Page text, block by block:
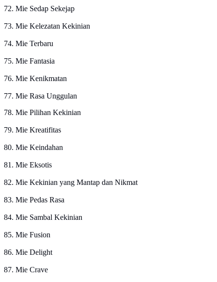
72. Mie Sedap Sekejap
73. Mie Kelezatan Kekinian
74. Mie Terbaru
75. Mie Fantasia
76. Mie Kenikmatan
77. Mie Rasa Unggulan
78. Mie Pilihan Kekinian
79. Mie Kreatifitas
80. Mie Keindahan
81. Mie Eksotis
82. Mie Kekinian yang Mantap dan Nikmat
83. Mie Pedas Rasa
84. Mie Sambal Kekinian
85. Mie Fusion
86. Mie Delight
87. Mie Crave